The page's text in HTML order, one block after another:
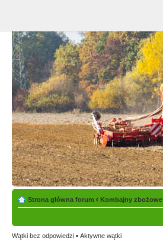
Strona główna forum ‹ Kombajny zbożowe
Wątki bez odpowiedzi • Aktywne wątki